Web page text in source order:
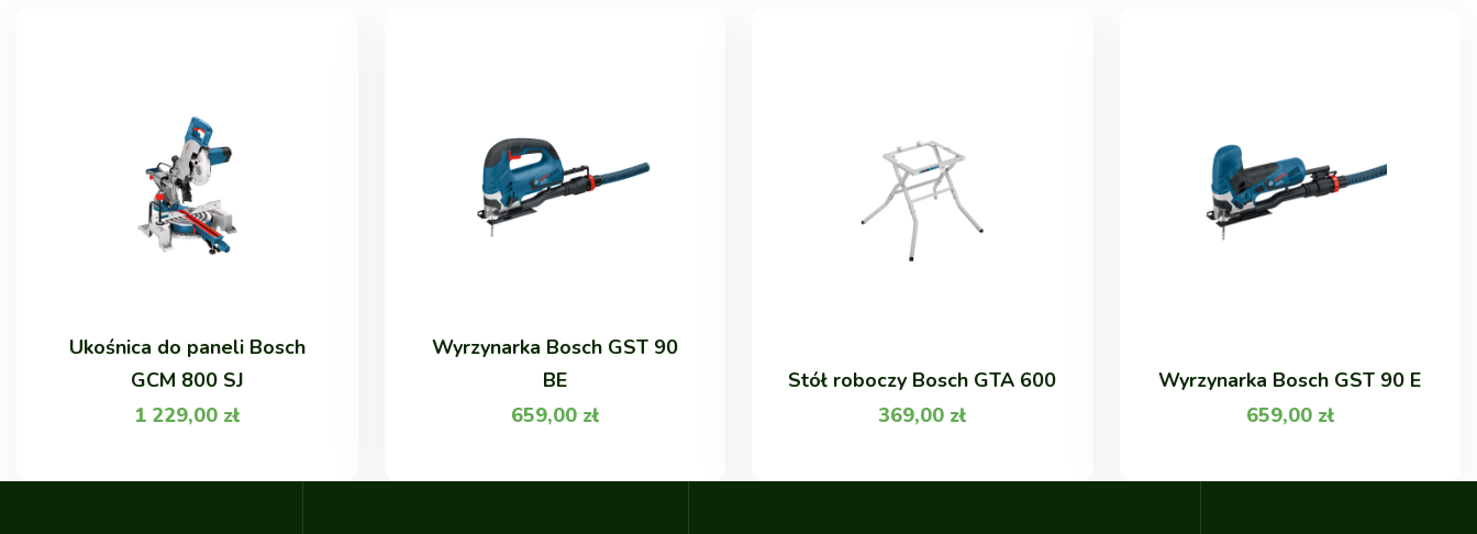
Ukośnica do paneli Bosch
GCM 800 SJ
1 229,00 zł
Wyrzynarka Bosch GST 90
BE
659,00 zł
Stół roboczy Bosch GTA 600
369,00 zł
Wyrzynarka Bosch GST 90 E
659,00 zł